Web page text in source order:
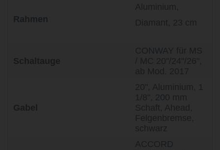
Rahmen
Aluminium,
Diamant, 23 cm
Gabel
20", Aluminium, 1
1/8", 200 mm
Schaft, Ahead,
Felgenbremse,
schwarz